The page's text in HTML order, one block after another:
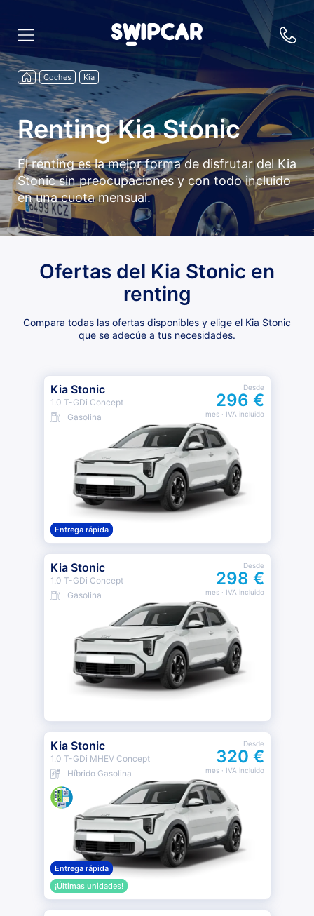
Coches Kia
Renting Kia Stonic
El renting es la mejor forma de disfrutar del Kia
Stonic sin preocupaciones y con todo incluido
en una cuota mensual.
Ofertas del Kia Stonic en
renting
Compara todas las ofertas disponibles y elige el Kia Stonic
que se adecúe a tus necesidades.
Kia Stonic
1.0 T-GDi Concept
Gasolina
Desde
296 €
mes· IVA incluido
Entrega rápida
Kia Stonic
1.0 T-GDi Concept
Gasolina
Desde
298 €
mes· IVA incluido
Kia Stonic
1.0 T-GDi MHEV Concept
Híbrido Gasolina
Desde
320 €
mes· IVA incluido
Entrega rápida
¡Últimas unidades!